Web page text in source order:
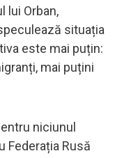
lui Orban,
situația
este mai puțin:
mai puțini
niciunul
Federația Rusă